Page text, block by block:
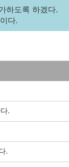
하도록 하겠다.
다.
.
.